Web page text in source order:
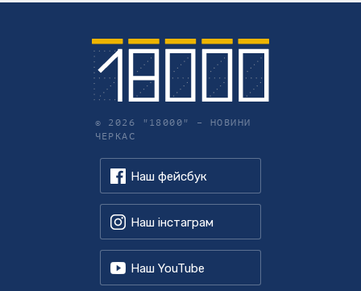
© 2026 "18000" – НОВИНИ
ЧЕРКАС
Наш фейсбук
Наш інстаграм
Наш YouTube